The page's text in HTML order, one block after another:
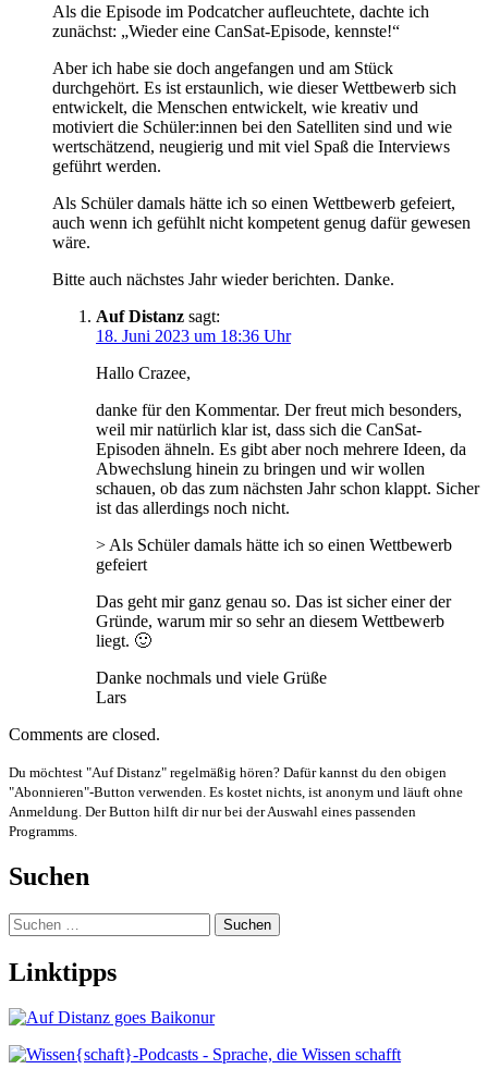
Als die Episode im Podcatcher aufleuchtete, dachte ich
zunächst: „Wieder eine CanSat-Episode, kennste!“
Aber ich habe sie doch angefangen und am Stück
durchgehört. Es ist erstaunlich, wie dieser Wettbewerb sich
entwickelt, die Menschen entwickelt, wie kreativ und
motiviert die Schüler:innen bei den Satelliten sind und wie
wertschätzend, neugierig und mit viel Spaß die Interviews
geführt werden.
Als Schüler damals hätte ich so einen Wettbewerb gefeiert,
auch wenn ich gefühlt nicht kompetent genug dafür gewesen
wäre.
Bitte auch nächstes Jahr wieder berichten. Danke.
Auf Distanz sagt:
18. Juni 2023 um 18:36 Uhr
Hallo Crazee,
danke für den Kommentar. Der freut mich besonders,
weil mir natürlich klar ist, dass sich die CanSat-
Episoden ähneln. Es gibt aber noch mehrere Ideen, da
Abwechslung hinein zu bringen und wir wollen
schauen, ob das zum nächsten Jahr schon klappt. Sicher
ist das allerdings noch nicht.
> Als Schüler damals hätte ich so einen Wettbewerb
gefeiert
Das geht mir ganz genau so. Das ist sicher einer der
Gründe, warum mir so sehr an diesem Wettbewerb
liegt. 🙂
Danke nochmals und viele Grüße
Lars
Comments are closed.
Du möchtest "Auf Distanz" regelmäßig hören? Dafür kannst du den obigen
"Abonnieren"-Button verwenden. Es kostet nichts, ist anonym und läuft ohne
Anmeldung. Der Button hilft dir nur bei der Auswahl eines passenden
Programms.
Suchen
Suchen
nach:
Linktipps